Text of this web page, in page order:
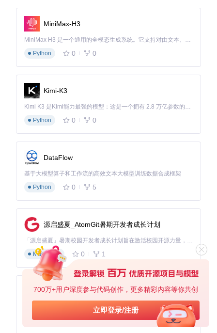
700万+用户深度参与代码创作，更多精彩内容等你共创
立即登录/注册
解决方案：分级修复策略
用户级解决方案
使用官方发布版本
访问项目发布页面下载最新稳定版
验证安装完整性：
本号
环境变量临时修复
# Linux/MacOS
MERMAID_EDITOR=true ./drawio
# Windows (PowerShell)
源码构建修复
# 克隆项目仓库
git
cd drawio-desktop
# 安装依赖
npm install
# 配置环境变量并构建
MERMAID_EDITOR=true npm run build
MiniMax-H3
MiniMax H3 是一个通用的全模态生成系统。它支持对由文本、图像、视频和音频组成的多模态上下文进行统一理解，并能生成分辨率高达 2K、时长可达 15 秒的带原生立体声音频的视频。得益于面向任务泛化的系统设计，H3 在预训练阶段就已具备广泛的多模态上下文理解与生成能力，能够出色地执行复杂的多模态指令。
Python
0 0
Kimi-K3
Kimi K3 是Kimi能力最强的模型：这是一个拥有 2.8 万亿参数的混合专家（MoE）模型，具备原生视觉理解能力，并支持 100 万 token 的上下文窗口。
Python
0 0
DataFlow
基于大模型算子和工作流的高效文本大模型训练数据合成框架
Python
0 5
源启盛夏_AtomGit暑期开发者成长计划
「源启盛夏」暑期校园开发者成长计划旨在激活校园开源力量，通过积分激励、认证扶持、资源倾斜等形式，引导高校组织和开发者完成「入驻 — 建项目 — 做贡献 — 获认证 — 得资源」的完整闭环。无论你是想带领社团入驻平台的组织者，还是希望用代码贡献证明自己的开发者，都能在这里找到属于你的成长路径。
Markdown
0 1
py-xiaozhi
基于Python的Xiaozhi AI，适用于想要完整Xiaozhi体验而无需拥有专用硬件的用户。
Python
0 1